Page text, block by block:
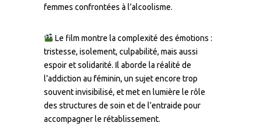
femmes confrontées à l’alcoolisme.
Le film montre la complexité des émotions :
tristesse, isolement, culpabilité, mais aussi
espoir et solidarité. Il aborde la réalité de
l’addiction au féminin, un sujet encore trop
souvent invisibilisé, et met en lumière le rôle
des structures de soin et de l’entraide pour
accompagner le rétablissement.